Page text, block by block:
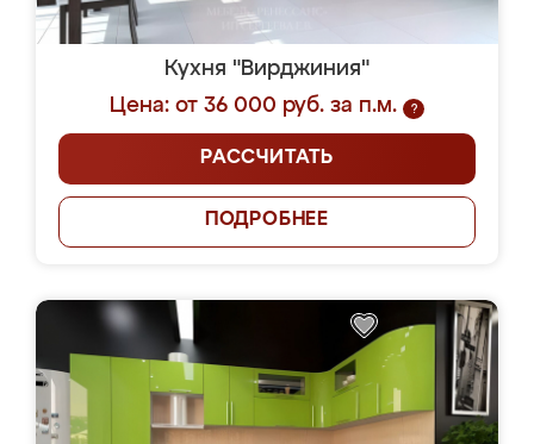
Кухня "Вирджиния"
Цена: от 36 000 руб. за п.м.
?
РАССЧИТАТЬ
ПОДРОБНЕЕ